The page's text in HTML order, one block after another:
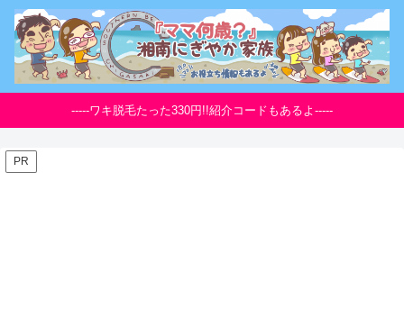
-----ワキ脱毛たった330円!!紹介コードもあるよ-----
PR